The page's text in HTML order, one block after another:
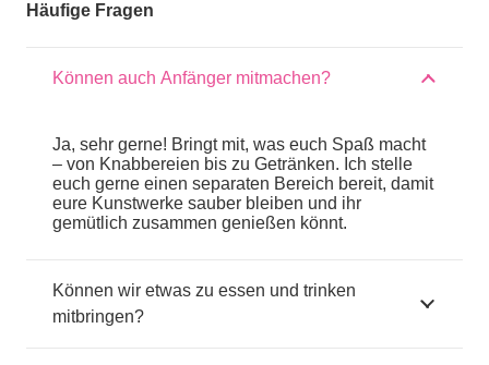
Häufige Fragen
Können auch Anfänger mitmachen?
Ja, sehr gerne! Bringt mit, was euch Spaß macht
– von Knabbereien bis zu Getränken. Ich stelle
euch gerne einen separaten Bereich bereit, damit
eure Kunstwerke sauber bleiben und ihr
gemütlich zusammen genießen könnt.
Können wir etwas zu essen und trinken
mitbringen?